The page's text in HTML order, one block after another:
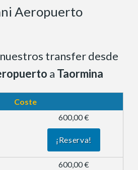
Aeropuerto
transfer desde
a Taormina
Coste
600,00 €
¡Reserva!
600,00 €